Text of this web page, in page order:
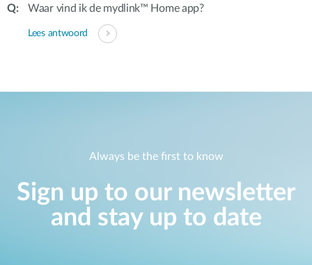
Waar vind ik de mydlink™ Home app?
Lees antwoord
Always be the first to know
Sign up to our newsletter
and stay up to date